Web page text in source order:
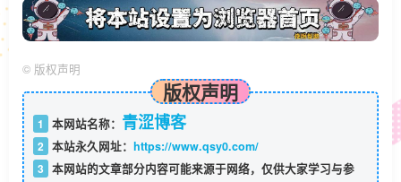
© 版权声明
版权声明
1 本网站名称： 青涩博客
2 本站永久网址： https://www.qsy0.com/
3 本网站的文章部分内容可能来源于网络，仅供大家学习与参